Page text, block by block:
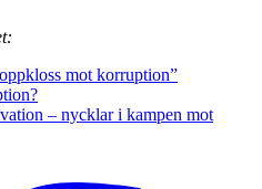
mot korruption”
– nycklar i kampen mot